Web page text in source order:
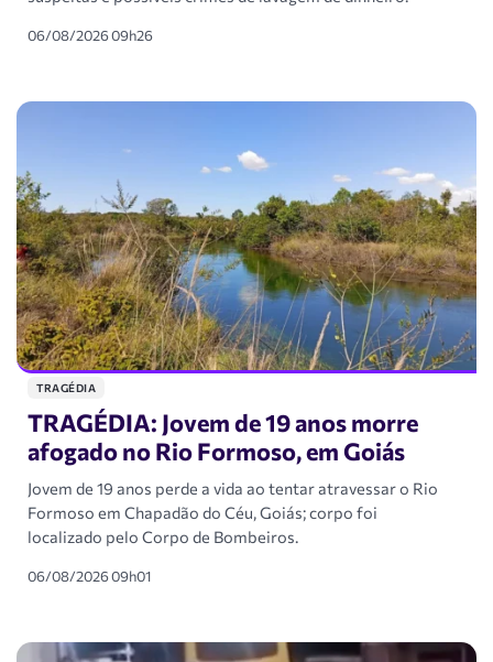
06/08/2026 09h26
TRAGÉDIA
TRAGÉDIA: Jovem de 19 anos morre
afogado no Rio Formoso, em Goiás
Jovem de 19 anos perde a vida ao tentar atravessar o Rio
Formoso em Chapadão do Céu, Goiás; corpo foi
localizado pelo Corpo de Bombeiros.
06/08/2026 09h01